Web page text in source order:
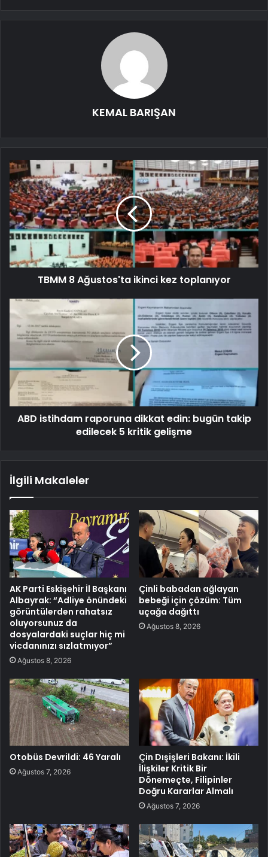
KEMAL BARIŞAN
TBMM 8 Ağustos'ta ikinci kez toplanıyor
ABD istihdam raporuna dikkat edin: bugün takip
edilecek 5 kritik gelişme
İlgili Makaleler
AK Parti Eskişehir İl Başkanı
Albayrak: “Adliye önündeki
görüntülerden rahatsız
oluyorsunuz da
dosyalardaki suçlar hiç mi
vicdanınızı sızlatmıyor”
Ağustos 8, 2026
Çinli babadan ağlayan
bebeği için çözüm: Tüm
uçağa dağıttı
Ağustos 8, 2026
Otobüs Devrildi: 46 Yaralı
Ağustos 7, 2026
Çin Dışişleri Bakanı: İkili
İlişkiler Kritik Bir
Dönemeçte, Filipinler
Doğru Kararlar Almalı
Ağustos 7, 2026